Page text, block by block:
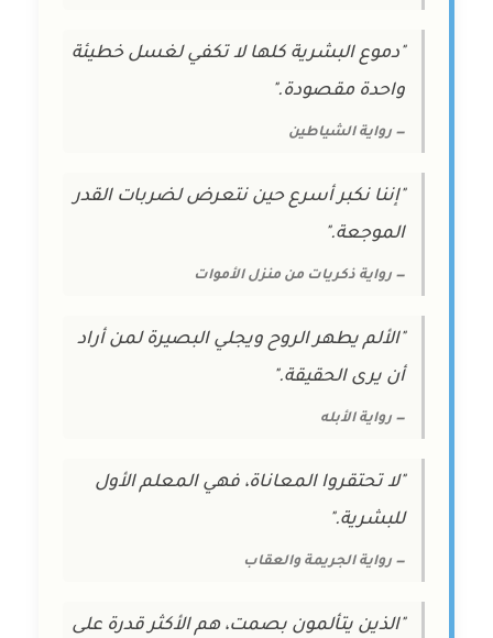
"دموع البشرية كلها لا تكفي لغسل خطيئة
واحدة مقصودة."
— رواية الشياطين
"إننا نكبر أسرع حين نتعرض لضربات القدر
الموجعة."
— رواية ذكريات من منزل الأموات
"الألم يطهر الروح ويجلي البصيرة لمن أراد
أن يرى الحقيقة."
— رواية الأبله
"لا تحتقروا المعاناة، فهي المعلم الأول
للبشرية."
— رواية الجريمة والعقاب
"الذين يتألمون بصمت، هم الأكثر قدرة على